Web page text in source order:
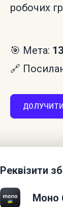
робочих
🎯 Мета:
🔗
Реквізити
Моно